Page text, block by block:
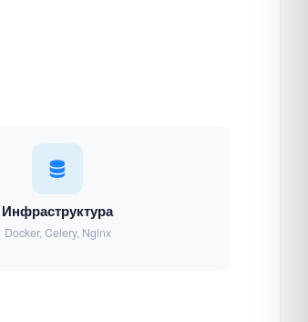
Инфраструктура
Docker, Celery, Nginx